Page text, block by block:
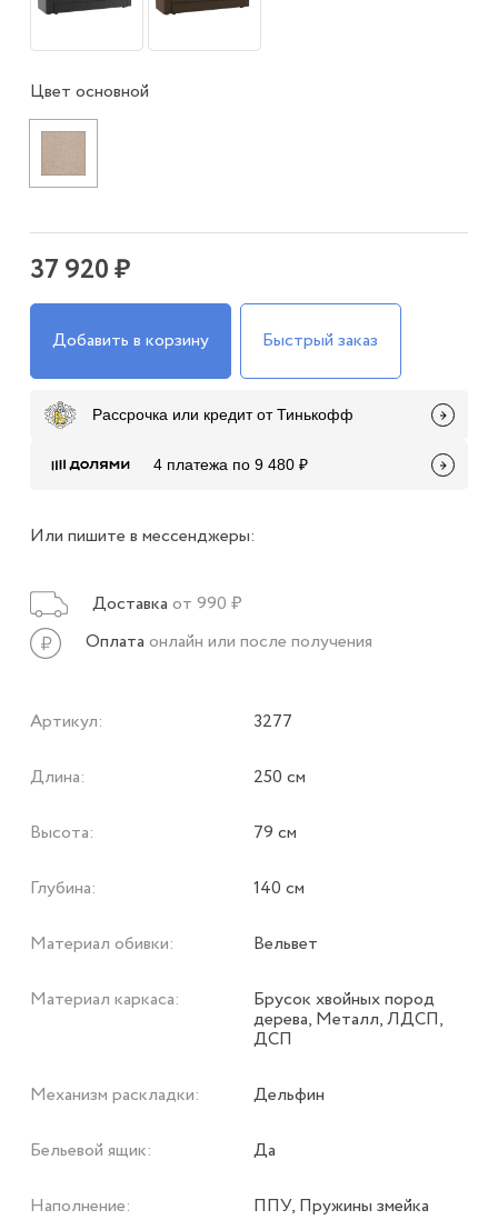
Цвет основной
37 920 ₽
Добавить в корзину Быстрый заказ
Рассрочка или кредит от Тинькофф
4 платежа по 9 480 ₽
Или пишите в мессенджеры:
Доставка от 990 ₽
Оплата онлайн или после получения
Артикул: 3277
Длина: 250 см
Высота: 79 см
Глубина: 140 см
Материал обивки: Вельвет
Материал каркаса: Брусок хвойных пород
дерева, Металл, ЛДСП,
ДСП
Механизм раскладки: Дельфин
Бельевой ящик: Да
Наполнение: ППУ, Пружины змейка